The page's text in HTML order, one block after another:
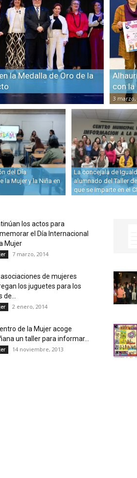
la Medalla de Oro de la
con la
3 marzo,
del Día
la Mujer y la Niña en
La concejala de
alumnado del Taller
que se imparte en el
los actos para
el Día Internacional
Mujer
7 marzo, 2014
asociaciones de mujeres
los juguetes para los
de...
2 enero, 2014
de la Mujer acoge
un taller para informar...
14 noviembre, 2013